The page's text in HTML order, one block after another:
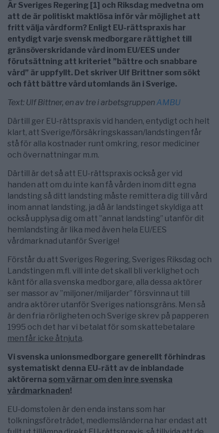
Är Sveriges Regering [1] och Riksdag medvetna om
att de är politiskt maktlösa inför vår möjlighet att
fritt välja vårdform? Enligt EU-rättspraxis har
entydigt varje svensk medborgare rättighet till
gränsöverskridande vård inom EU/EES under
förutsättning att kriteriet ”bättre och snabbare
vård” är uppfyllt. Det skriver Ulf Brittner som sökt
och fått bättre vård utomlands än i Sverige.
Text: Ulf Bittner, en av tre i arbetsgruppenAMBU
Därtill ger EU-rättspraxis vid handen, entydigt och helt
klart, att Sverige/försäkringskassan/landstingen får
stå för alla kostnader runt omkring, resor mediciner
och övernattningar m.m.
Därtill är det så att EU-rättspraxis också ger vid
handen att om du inte kan få vården inom ditt egna
landsting så ditt landsting måste remittera dig till vård
inom annat landsting, ja då är landstinget skyldiga att
också upplysa dig om att ”annat landsting” utanför dit
hemlandsting är lika med även hela EU/EES
vårdmarknad utanför Sverige!
Förstår du att Sveriges Regering, Sveriges Riksdag och
Landstingen m.fl. vill inte det skall bli verklighet och
känt för alla svenska medborgare, alla dessa aktörer
ser massor av ”miljoner/miljarder” försvinna ut till
andra aktörer utanför Sveriges nationsgräns. Men så
är den fria rörligheten och Sverige skrev på papperen
1995 och det har vi betalat för som skattebetalare
men får icke åtnjuta.
Vi svenska unionsmedborgare generellt förhindras
systematiskt denna EU-rätt av de inblandade
aktörerna som värnar om den inre svenska
vårdmarknaden!
EU-domstolen är den enda instans som har
tolkningsföreträdet, medlemsländerna har endast att